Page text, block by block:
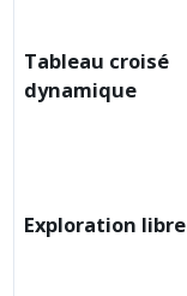
Tableau croisé
dynamique
Exploration libre